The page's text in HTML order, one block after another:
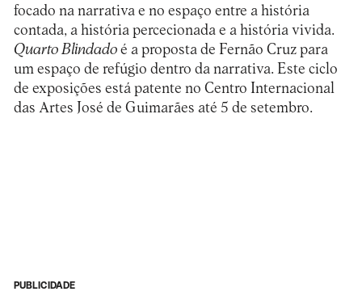
focado na narrativa e no espaço entre a história
contada, a história percecionada e a história vivida.
Quarto Blindadoé a proposta de Fernão Cruz para
um espaço de refúgio dentro da narrativa. Este ciclo
de exposições está patente no Centro Internacional
das Artes José de Guimarães até 5 de setembro.
PUBLICIDADE